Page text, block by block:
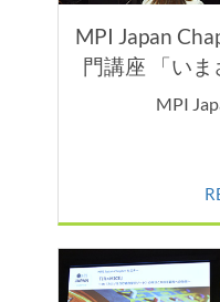
MPI Japan
門講座 「いま
論と多種多
MPI